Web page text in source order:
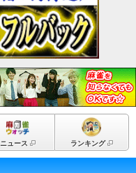
ニュース ランキング